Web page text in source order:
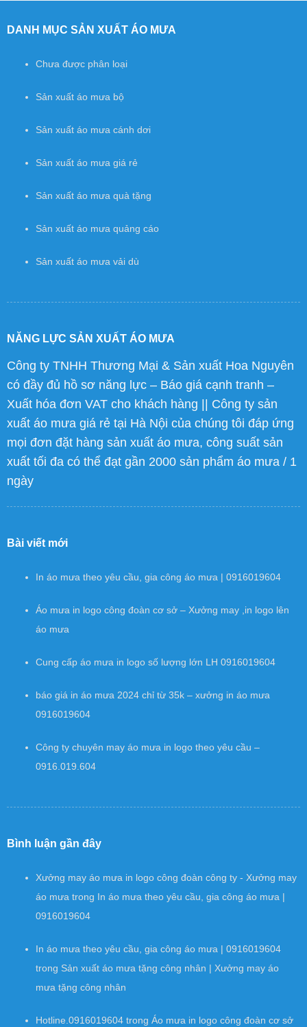
DANH MỤC SẢN XUẤT ÁO MƯA
Chưa được phân loại
Sản xuất áo mưa bộ
Sản xuất áo mưa cánh dơi
Sản xuất áo mưa giá rẻ
Sản xuất áo mưa quà tặng
Sản xuất áo mưa quảng cáo
Sản xuất áo mưa vải dù
NĂNG LỰC SẢN XUẤT ÁO MƯA
Công ty TNHH Thương Mại & Sản xuất Hoa Nguyên
có đầy đủ hồ sơ năng lực – Báo giá cạnh tranh –
Xuất hóa đơn VAT cho khách hàng || Công ty sản
xuất áo mưa giá rẻ tại Hà Nội của chúng tôi đáp ứng
mọi đơn đặt hàng sản xuất áo mưa, công suất sản
xuất tối đa có thể đạt gần 2000 sản phẩm áo mưa / 1
ngày
Bài viết mới
In áo mưa theo yêu cầu, gia công áo mưa | 0916019604
Áo mưa in logo công đoàn cơ sở – Xưởng may ,in logo lên
áo mưa
Cung cấp áo mưa in logo số lượng lớn LH 0916019604
báo giá in áo mưa 2024 chỉ từ 35k – xưởng in áo mưa
0916019604
Công ty chuyên may áo mưa in logo theo yêu cầu –
0916.019.604
Bình luận gần đây
Xưởng may áo mưa in logo công đoàn công ty - Xưởng may
áo mưa trong In áo mưa theo yêu cầu, gia công áo mưa |
0916019604
In áo mưa theo yêu cầu, gia công áo mưa | 0916019604
trong Sản xuất áo mưa tặng công nhân | Xưởng may áo
mưa tặng công nhân
Hotline.0916019604 trong Áo mưa in logo công đoàn cơ sở